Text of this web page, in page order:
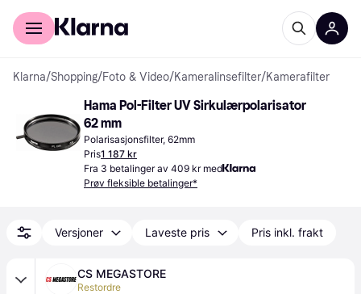
For kunder
Klarna/Shopping/Foto & Video/Kameralinsefilter/Kamerafilter
Hama Pol-Filter UV Sirkulærpolarisator
62 mm
Polarisasjonsfilter, 62mm
Pris1 187 kr
Fra 3 betalinger av 409 kr med
Prøv fleksible betalinger*
Versjoner Laveste pris Pris inkl. frakt
CS MEGASTORE
Restordre